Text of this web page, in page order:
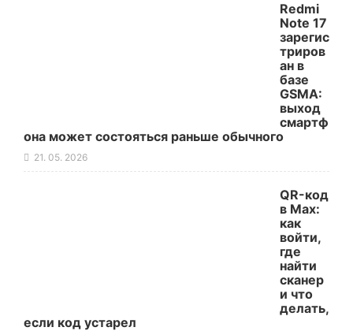
Redmi
Note 17
зарегис
триров
ан в
базе
GSMA:
выход
смартф
она может состояться раньше обычного
21. 05. 2026
QR-код
в Max:
как
войти,
где
найти
сканер
и что
делать,
если код устарел